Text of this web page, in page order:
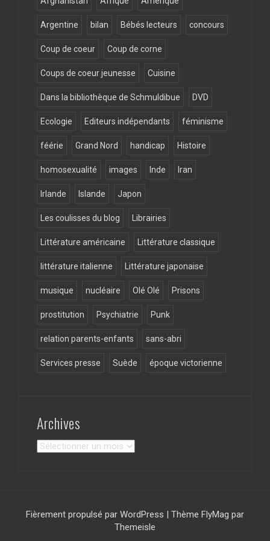
Argentine bilan Bébés lecteurs concours
Coup de coeur Coup de corne
Coups de coeur jeunesse Cuisine
Dans la bibliothèque de Schmuldibue DVD
Ecologie Editeurs indépendants féminisme
féérie Grand Nord handicap Histoire
homosexualité images Inde Iran
Irlande Islande Japon
Les coulisses du blog Librairies
Littérature américaine Littérature classique
littérature italienne Littérature japonaise
musique nucléaire Olé Olé Prisons
prostitution Psychiatrie Punk
relation parents-enfants sans-abri
Services presse Suède époque victorienne
Archives
Archives
Fièrement propulsé par WordPress Thème FlyMag par
Themeisle